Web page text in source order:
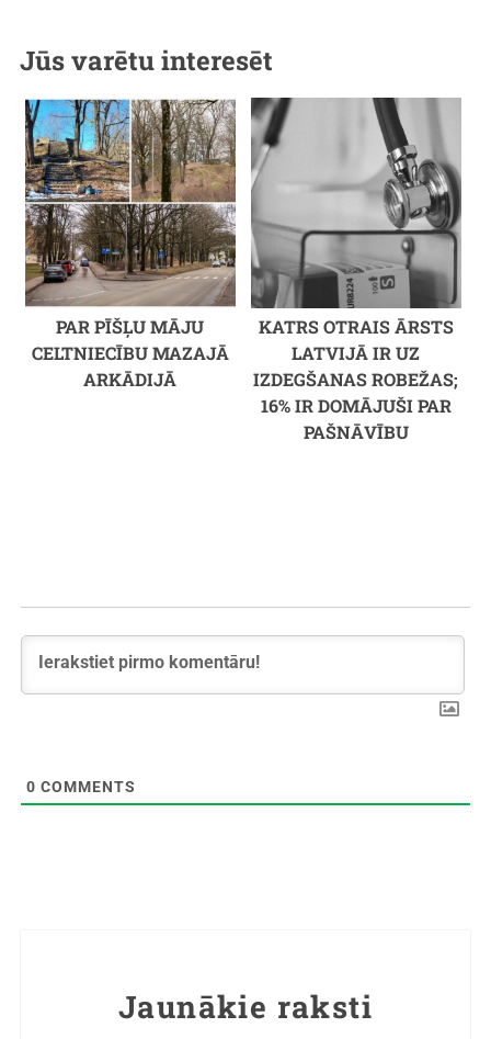
Jūs varētu interesēt
PAR PĪŠĻU MĀJU
CELTNIECĪBU MAZAJĀ
ARKĀDIJĀ
KATRS OTRAIS ĀRSTS
LATVIJĀ IR UZ
IZDEGŠANAS ROBEŽAS;
16% IR DOMĀJUŠI PAR
PAŠNĀVĪBU
0 COMMENTS
Jaunākie raksti